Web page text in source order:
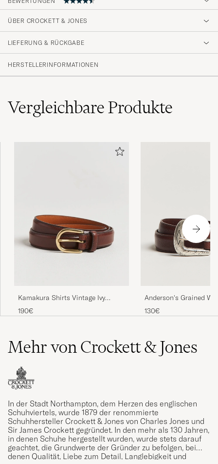
Sehr schönes Leder!
JOSHUA T GEKAUFT AM AUF CAREOFCARL.DE
ÜBER CROCKETT & JONES
LIEFERUNG & RÜCKGABE
HERSTELLERINFORMATIONEN
VergleichbareProdukte
Kamakura Shirts Vintage Ivy
190€
Anderson's Grained
Leather Belt 2,5 cm
130€
Mehr von Crockett & Jones
In der Stadt Northampton, dem Herzen des englischen
Schuhviertels, wurde 1879 der renommierte
Schuhhersteller Crockett & Jones von Charles Jones und
Sir James Crockett gegründet. In den mehr als 130 Jahren,
in denen Schuhe hergestellt wurden, wurde stets darauf
geachtet, die Grundwerte der Gründer zu befolgen, bei
denen Qualität, Liebe zum Detail, Langlebigkeit und